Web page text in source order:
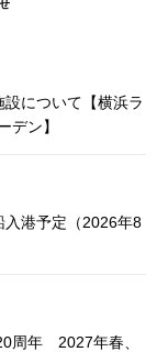
について【横浜ラ
デン】
港予定（2026年8
周年 2027年春、